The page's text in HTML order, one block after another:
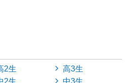
2生
高3生
2生
中3生